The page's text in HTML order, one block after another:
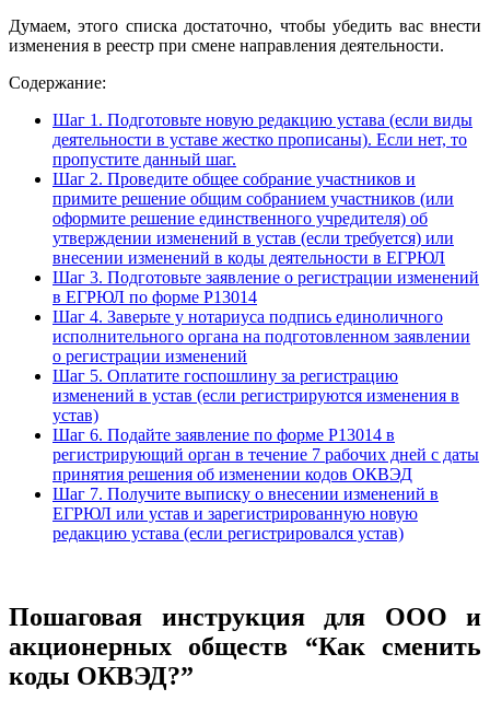
Думаем, этого списка достаточно, чтобы убедить вас внести
изменения в реестр при смене направления деятельности.
Содержание:
Шаг 1. Подготовьте новую редакцию устава (если виды
деятельности в уставе жестко прописаны). Если нет, то
пропустите данный шаг.
Шаг 2. Проведите общее собрание участников и
примите решение общим собранием участников (или
оформите решение единственного учредителя) об
утверждении изменений в устав (если требуется) или
внесении изменений в коды деятельности в ЕГРЮЛ
Шаг 3. Подготовьте заявление о регистрации изменений
в ЕГРЮЛ по форме Р13014
Шаг 4. Заверьте у нотариуса подпись единоличного
исполнительного органа на подготовленном заявлении
о регистрации изменений
Шаг 5. Оплатите госпошлину за регистрацию
изменений в устав (если регистрируются изменения в
устав)
Шаг 6. Подайте заявление по форме Р13014 в
регистрирующий орган в течение 7 рабочих дней с даты
принятия решения об изменении кодов ОКВЭД
Шаг 7. Получите выписку о внесении изменений в
ЕГРЮЛ или устав и зарегистрированную новую
редакцию устава (если регистрировался устав)
Пошаговая инструкция для ООО и
акционерных обществ “Как сменить
коды ОКВЭД?”